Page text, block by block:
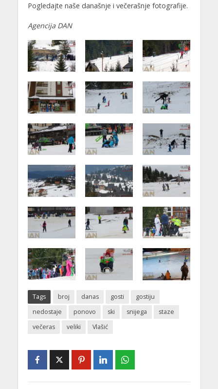
Pogledajte naše današnje i večerašnje fotografije.
Agencija DAN
Tags broj danas gosti
gostiju
nedostaje
ponovo ski snijega
staze
večeras
veliki Vlašić